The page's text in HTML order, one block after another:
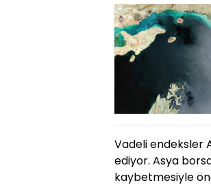
Vadeli endeksler
ediyor. Asya
kaybetmesiyle